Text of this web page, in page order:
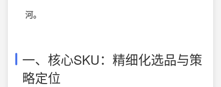
河。
一、核心SKU：精细化选品与策
略定位